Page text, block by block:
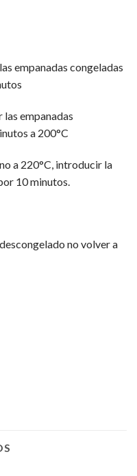
empanadas congeladas
empanadas
a 200°C
a 220°C, introducir la
10 minutos.
no volver a